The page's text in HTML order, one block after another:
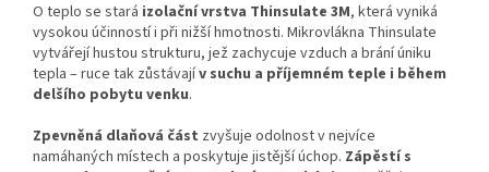
O teplo se stará izolační vrstva Thinsulate 3M, která vyniká
vysokou účinností i při nižší hmotnosti. Mikrovlákna Thinsulate
vytvářejí hustou strukturu, jež zachycuje vzduch a brání úniku
tepla – ruce tak zůstávajív suchu a příjemném teple i během
delšího pobytu venku.
Zpevněná dlaňová část zvyšuje odolnost v nejvíce
namáhaných místech a poskytuje jistější úchop. Zápěstí s